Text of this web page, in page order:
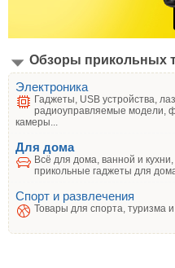
Обзоры прикольных
Электроника
Гаджеты, USB устройства,
радиоуправляемые модели,
камеры...
Для дома
Всё для дома, ванной и кухни,
прикольные гаджеты для
Спорт и развлечения
Товары для спорта, туризма